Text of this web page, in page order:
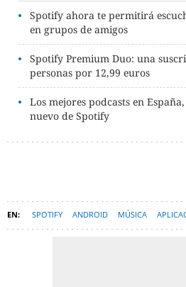
Spotify ahora te permitirá
en grupos de amigos
Spotify Premium Duo: una
personas por 12,99 euros
Los mejores podcasts en
nuevo de Spotify
SPOTIFY ANDROID MÚSICA